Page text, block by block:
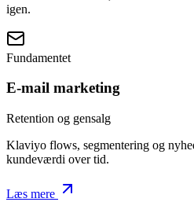
igen.
Fundamentet
E-mail marketing
Retention og gensalg
Klaviyo flows, segmentering og
kundeværdi over tid.
Læs mere